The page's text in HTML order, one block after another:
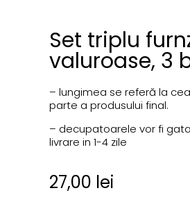
Set triplu
valuroase, 3
– lungimea se referă la
parte a produsului final.
– decupatoarele vor fi
livrare in 1-4 zile
27,00 lei